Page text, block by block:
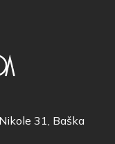
31, Baška